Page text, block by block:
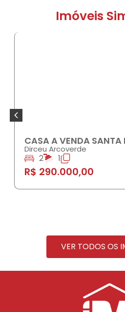
Imóveis
A VENDA SANTA ROSA I
Arcoverde
1
290.000,00
VER TODOS OS